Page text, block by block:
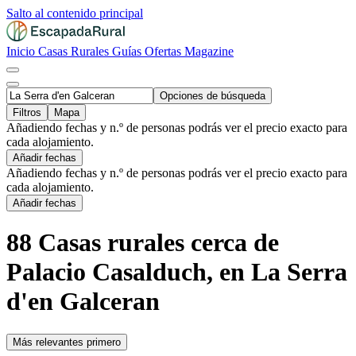
Salto al contenido principal
Inicio Casas Rurales Guías Ofertas Magazine
Opciones de búsqueda
Filtros
Mapa
Añadiendo fechas y n.º de personas podrás ver el precio exacto para
cada alojamiento.
Añadir fechas
Añadiendo fechas y n.º de personas podrás ver el precio exacto para
cada alojamiento.
Añadir fechas
88 Casas rurales cerca de
Palacio Casalduch, en La Serra
d'en Galceran
Más relevantes primero